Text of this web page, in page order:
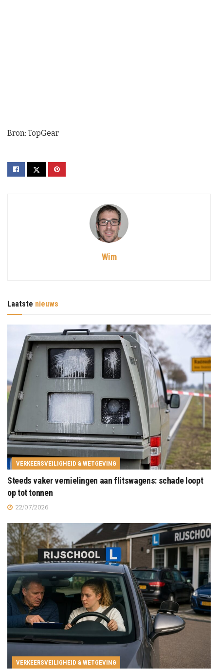
Bron: TopGear
Wim
Laatste nieuws
VERKEERSVEILIGHEID & WETGEVING
Steeds vaker vernielingen aan flitswagens: schade loopt
op tot tonnen
22/07/2026
VERKEERSVEILIGHEID & WETGEVING